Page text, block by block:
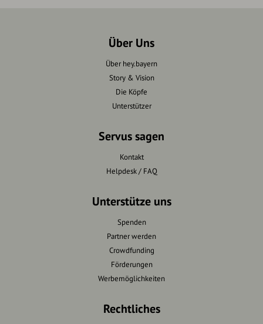
Über Uns
Über hey.bayern
Story & Vision
Die Köpfe
Unterstützer
Servus sagen
Kontakt
Helpdesk / FAQ
Unterstütze uns
Spenden
Partner werden
Crowdfunding
Förderungen
Werbemöglichkeiten
Rechtliches